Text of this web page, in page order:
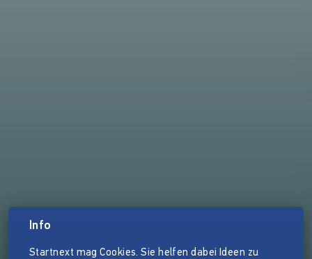
Info
Startnext mag Cookies. Sie helfen dabei Ideen zu